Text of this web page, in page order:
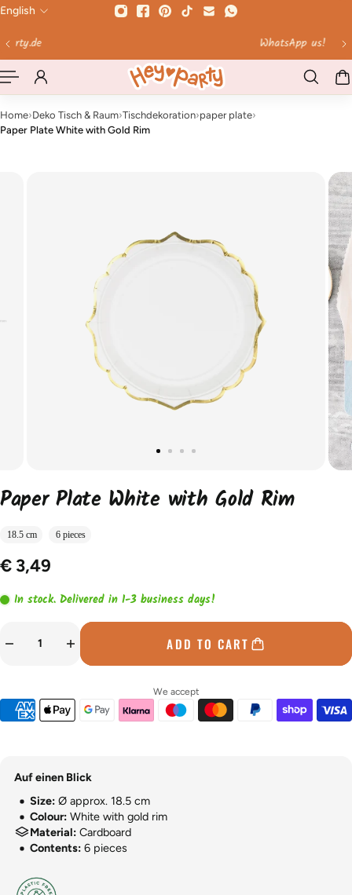
CONTENT
English
Home›Deko Tisch & Raum›Tischdekoration›paper plate›
Paper Plate White with Gold Rim
Paper Plate White with Gold Rim
18.5 cm 6 pieces
€ 3,49
In stock. Delivered in 1-3 business days!
ADD TO CART
We accept
Auf einen Blick
Size: Ø approx. 18.5 cm
Colour: White with gold rim
Material: Cardboard
Contents: 6 pieces